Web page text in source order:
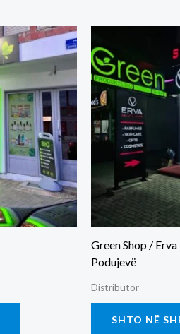
Green Shop /
Podujevë
Distributor
SHTO NË